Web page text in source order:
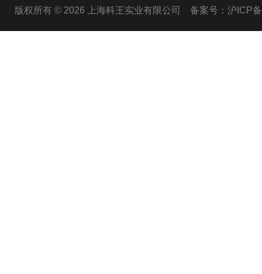
版权所有 © 2026 上海科王实业有限公司 备案号：沪ICP